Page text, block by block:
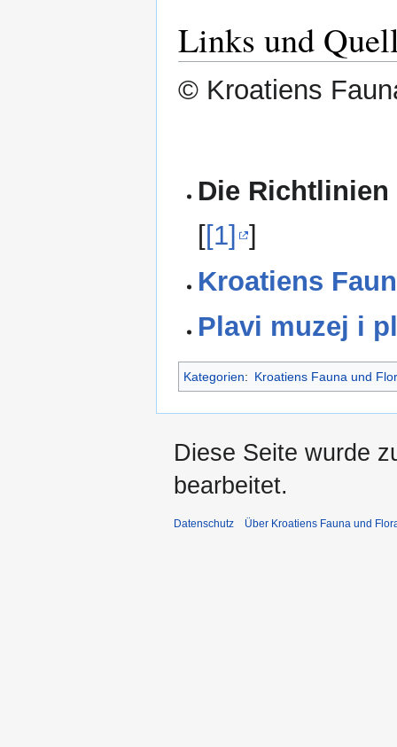
Links und
© Kroatiens
Die
[[1] ]
Kroatiens
Plavi muzej i
Kategorien: Kroatiens Fauna und
Diese Seite wurde
bearbeitet.
Datenschutz Über Kroatiens Fauna und